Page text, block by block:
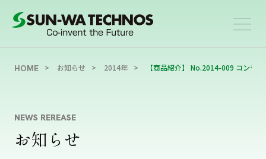
HOME お知らせ 2014年 【商品紹介】 No.2014-009 コンテ
NEWS REREASE
お知らせ